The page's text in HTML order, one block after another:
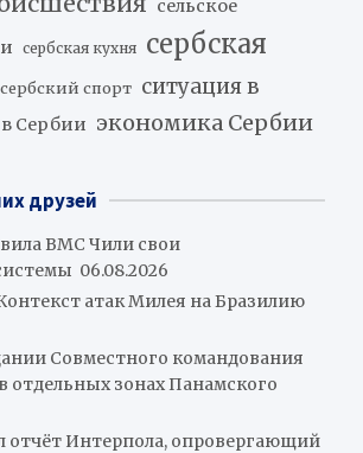
сельское
сербская кухня сербская
сербский спорт ситуация в
Сербии экономика Сербии
друзей
ВМС Чили свои
06.08.2026
атак Милея на Бразилию
Совместного командования
отдельных зонах Панамского
отчёт Интерпола, опровергающий